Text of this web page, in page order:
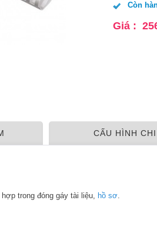
Còn
Giá :
CẤU HÌNH
trong đóng gáy tài liệu, hồ sơ.